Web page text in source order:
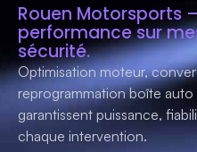
Rouen Motorsports
performance sur
sécurité.
Optimisation moteur,
reprogrammation boîte auto
garantissent puissance,
chaque intervention.